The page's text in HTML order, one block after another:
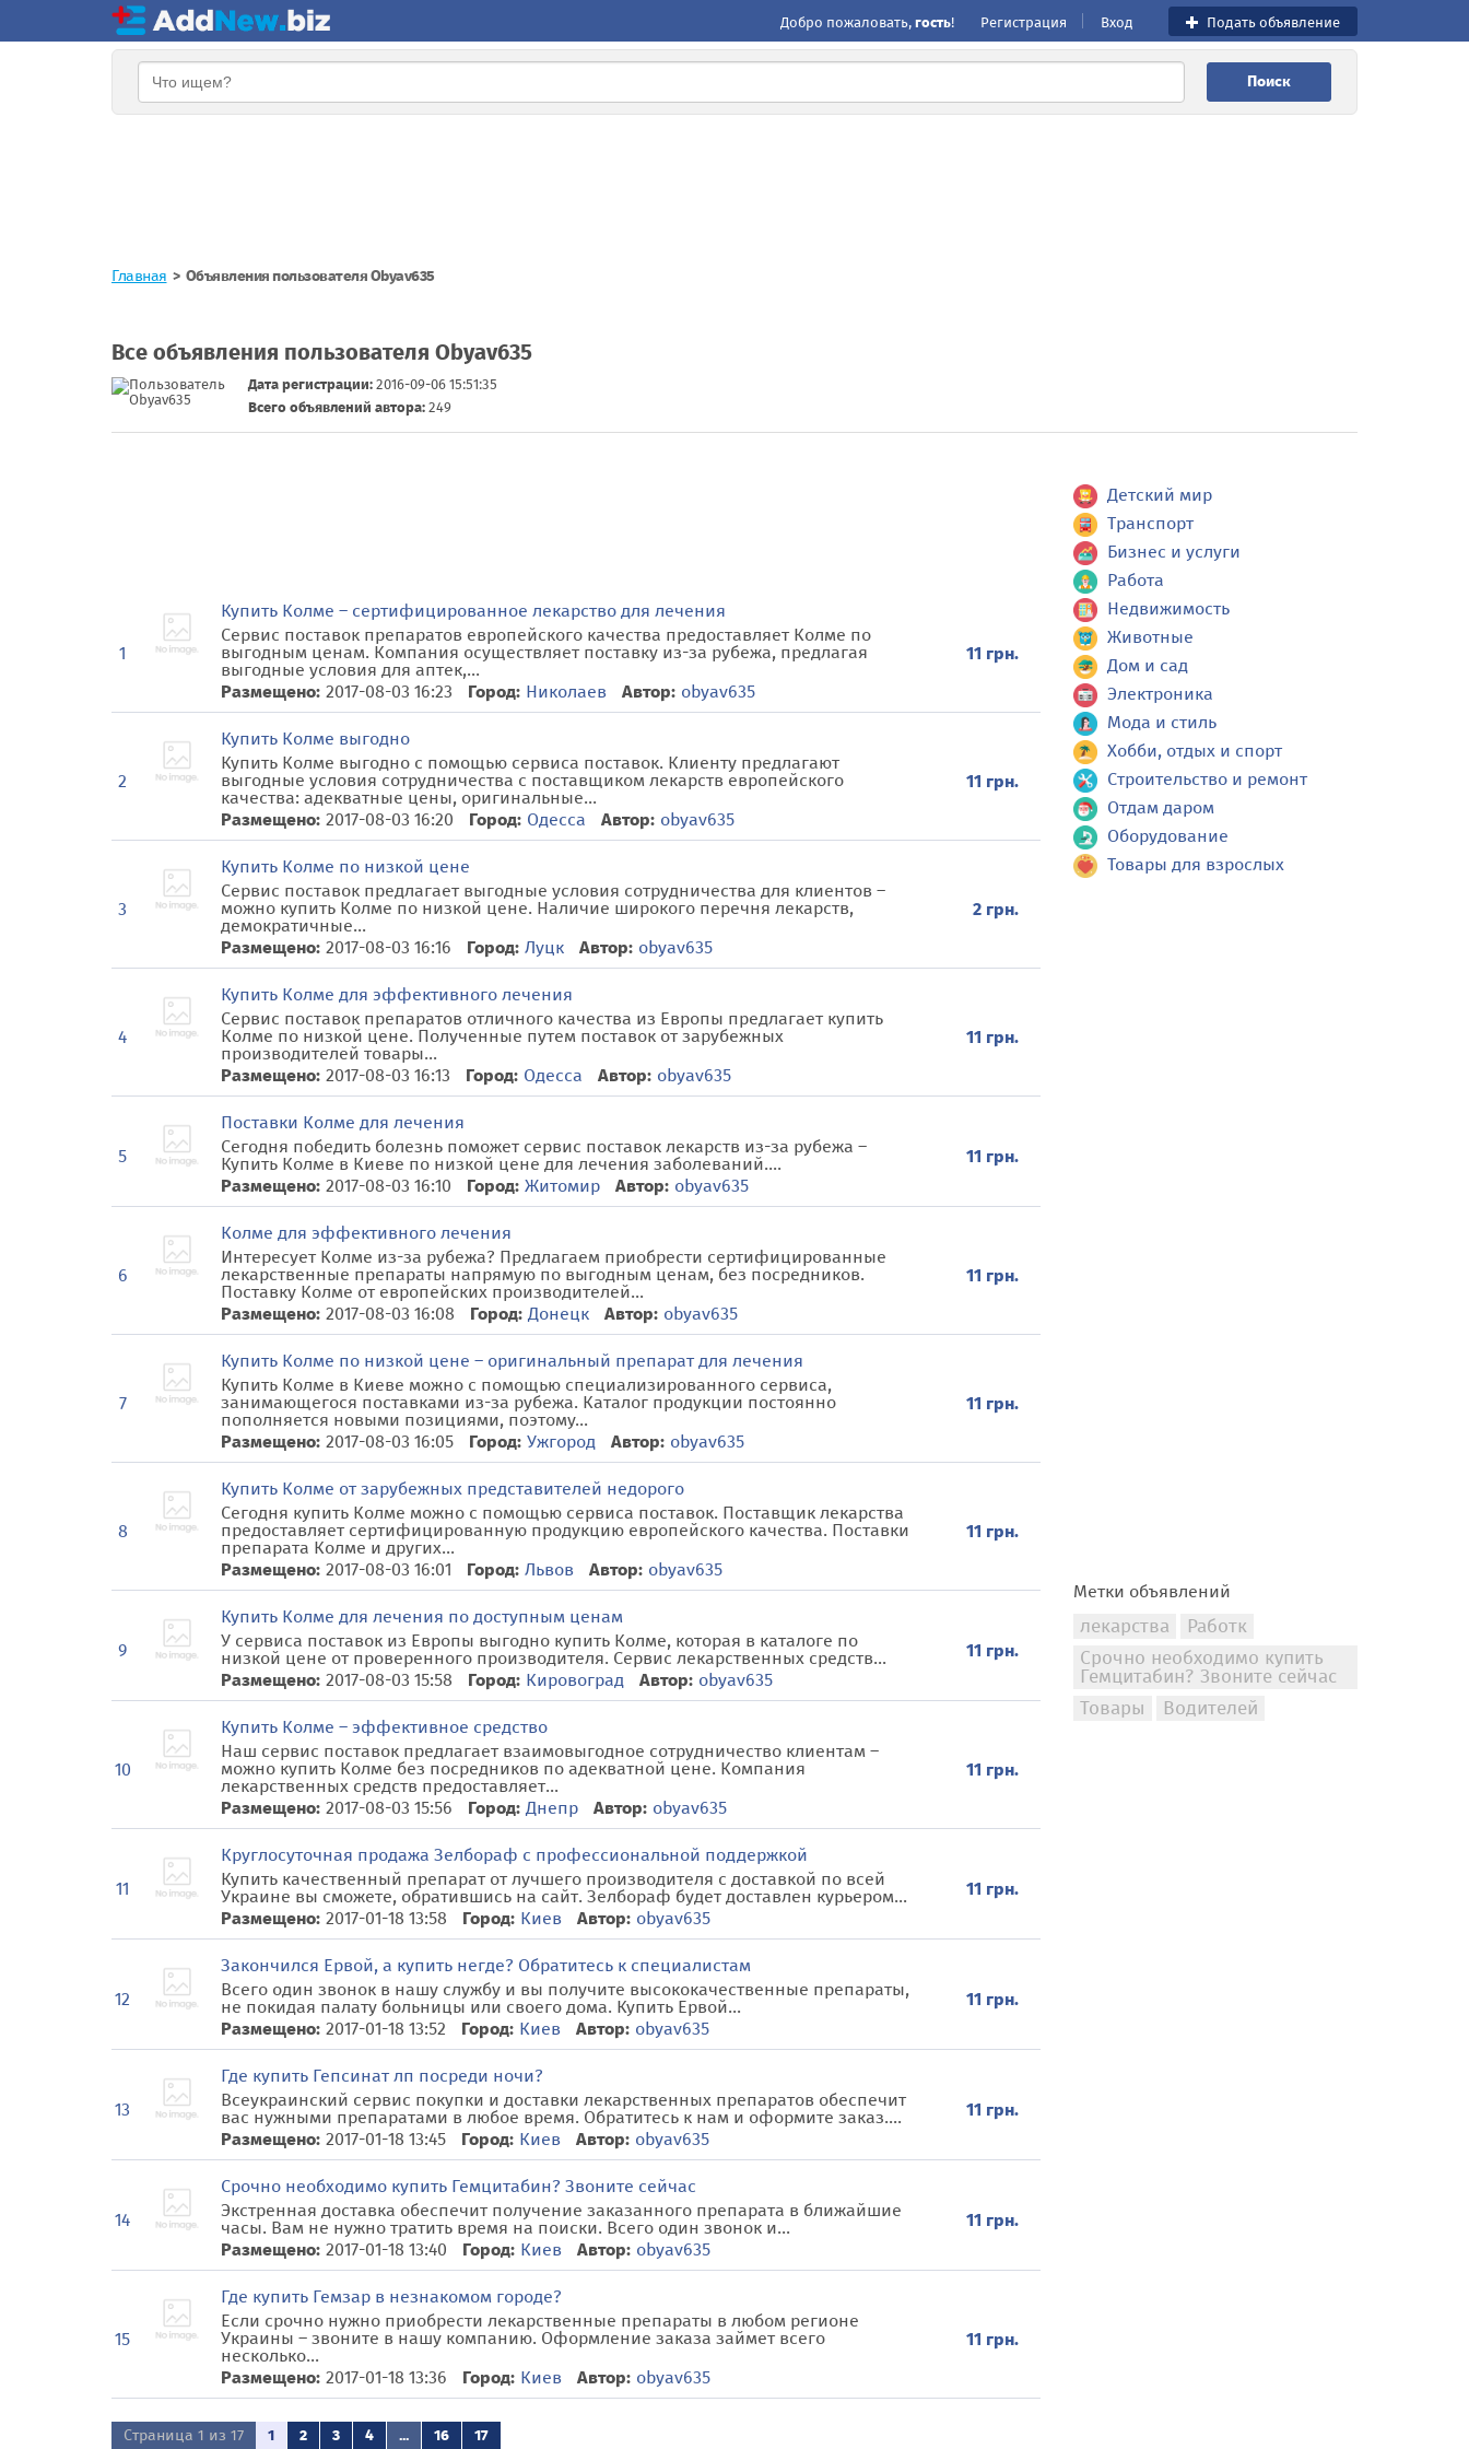
Добро пожаловать, гость! Регистрация Вход Подать объявление
Поиск
Главная Объявления пользователя Obyav635
Все объявления пользователя Obyav635
Дата регистрации: 2016-09-06 15:51:35
Всего объявлений автора: 249
1
Купить Колме – сертифицированное лекарство для лечения
Сервис поставок препаратов европейского качества предоставляет Колме по
выгодным ценам. Компания осуществляет поставку из-за рубежа, предлагая
выгодные условия для аптек,...
Размещено: 2017-08-03 16:23 Город: Николаев Автор: obyav635
11 грн.
2
Купить Колме выгодно
Купить Колме выгодно с помощью сервиса поставок. Клиенту предлагают
выгодные условия сотрудничества с поставщиком лекарств европейского
качества: адекватные цены, оригинальные...
Размещено: 2017-08-03 16:20 Город: Одесса Автор: obyav635
11 грн.
3
Купить Колме по низкой цене
Сервис поставок предлагает выгодные условия сотрудничества для клиентов –
можно купить Колме по низкой цене. Наличие широкого перечня лекарств,
демократичные...
Размещено: 2017-08-03 16:16 Город: Луцк Автор: obyav635
2 грн.
4
Купить Колме для эффективного лечения
Сервис поставок препаратов отличного качества из Европы предлагает купить
Колме по низкой цене. Полученные путем поставок от зарубежных
производителей товары...
Размещено: 2017-08-03 16:13 Город: Одесса Автор: obyav635
11 грн.
5
Поставки Колме для лечения
Сегодня победить болезнь поможет сервис поставок лекарств из-за рубежа –
Купить Колме в Киеве по низкой цене для лечения заболеваний....
Размещено: 2017-08-03 16:10 Город: Житомир Автор: obyav635
11 грн.
6
Колме для эффективного лечения
Интересует Колме из-за рубежа? Предлагаем приобрести сертифицированные
лекарственные препараты напрямую по выгодным ценам, без посредников.
Поставку Колме от европейских производителей...
Размещено: 2017-08-03 16:08 Город: Донецк Автор: obyav635
11 грн.
7
Купить Колме по низкой цене – оригинальный препарат для лечения
Купить Колме в Киеве можно с помощью специализированного сервиса,
занимающегося поставками из-за рубежа. Каталог продукции постоянно
пополняется новыми позициями, поэтому...
Размещено: 2017-08-03 16:05 Город: Ужгород Автор: obyav635
11 грн.
8
Купить Колме от зарубежных представителей недорого
Сегодня купить Колме можно с помощью сервиса поставок. Поставщик лекарства
предоставляет сертифицированную продукцию европейского качества. Поставки
препарата Колме и других...
Размещено: 2017-08-03 16:01 Город: Львов Автор: obyav635
11 грн.
9
Купить Колме для лечения по доступным ценам
У сервиса поставок из Европы выгодно купить Колме, которая в каталоге по
низкой цене от проверенного производителя. Сервис лекарственных средств...
Размещено: 2017-08-03 15:58 Город: Кировоград Автор: obyav635
11 грн.
10
Купить Колме – эффективное средство
Наш сервис поставок предлагает взаимовыгодное сотрудничество клиентам –
можно купить Колме без посредников по адекватной цене. Компания
лекарственных средств предоставляет...
Размещено: 2017-08-03 15:56 Город: Днепр Автор: obyav635
11 грн.
11
Круглосуточная продажа Зелбораф с профессиональной поддержкой
Купить качественный препарат от лучшего производителя с доставкой по всей
Украине вы сможете, обратившись на сайт. Зелбораф будет доставлен курьером...
Размещено: 2017-01-18 13:58 Город: Киев Автор: obyav635
11 грн.
12
Закончился Ервой, а купить негде? Обратитесь к специалистам
Всего один звонок в нашу службу и вы получите высококачественные препараты,
не покидая палату больницы или своего дома. Купить Ервой...
Размещено: 2017-01-18 13:52 Город: Киев Автор: obyav635
11 грн.
13
Где купить Гепсинат лп посреди ночи?
Всеукраинский сервис покупки и доставки лекарственных препаратов обеспечит
вас нужными препаратами в любое время. Обратитесь к нам и оформите заказ....
Размещено: 2017-01-18 13:45 Город: Киев Автор: obyav635
11 грн.
14
Срочно необходимо купить Гемцитабин? Звоните сейчас
Экстренная доставка обеспечит получение заказанного препарата в ближайшие
часы. Вам не нужно тратить время на поиски. Всего один звонок и...
Размещено: 2017-01-18 13:40 Город: Киев Автор: obyav635
11 грн.
15
Где купить Гемзар в незнакомом городе?
Если срочно нужно приобрести лекарственные препараты в любом регионе
Украины – звоните в нашу компанию. Оформление заказа займет всего
несколько...
Размещено: 2017-01-18 13:36 Город: Киев Автор: obyav635
11 грн.
Страница 1 из 17 1 2 3 4 ... 16 17
Детский мир
Транспорт
Бизнес и услуги
Работа
Недвижимость
Животные
Дом и сад
Электроника
Мода и стиль
Хобби, отдых и спорт
Строительство и ремонт
Отдам даром
Оборудование
Товары для взрослых
Метки объявлений
лекарства
Работк
Срочно необходимо купить
Гемцитабин? Звоните сейчас
Товары
Водителей